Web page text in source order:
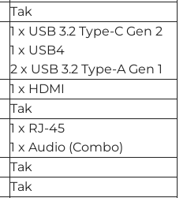
Tak
1 x USB 3.2 Type-C Gen 2
1 x USB4
2 x USB 3.2 Type-A Gen 1
1 x HDMI
Tak
1 x RJ-45
1 x Audio (Combo)
Tak
Tak